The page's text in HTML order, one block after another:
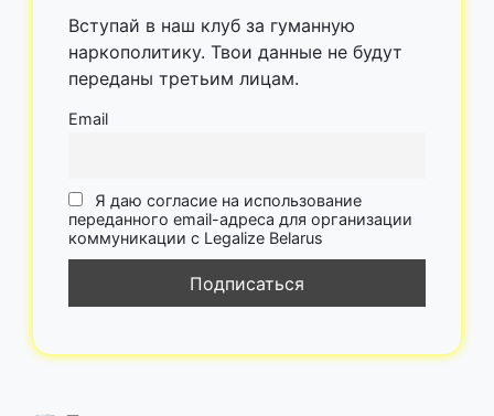
Вступай в наш клуб за гуманную
наркополитику. Твои данные не будут
переданы третьим лицам.
Email
Я даю согласие на использование
переданного email-адреса для организации
коммуникации с Legalize Belarus